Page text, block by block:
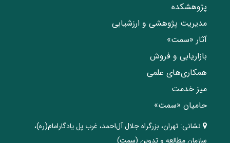
پژوهشکده
مدیریت پژوهشی و ارزشیابی
آثار «سمت»
بازاریابی و فروش
همکاری‌های علمی
میز خدمت
حامیان «سمت»
نشانی: تهران، ‌بزرگراه ‌جلال آل‌احمد، غرب پل يادگار‌امام(ره)‌،
سازمان مطالعه و تدوین‌ (سمت)